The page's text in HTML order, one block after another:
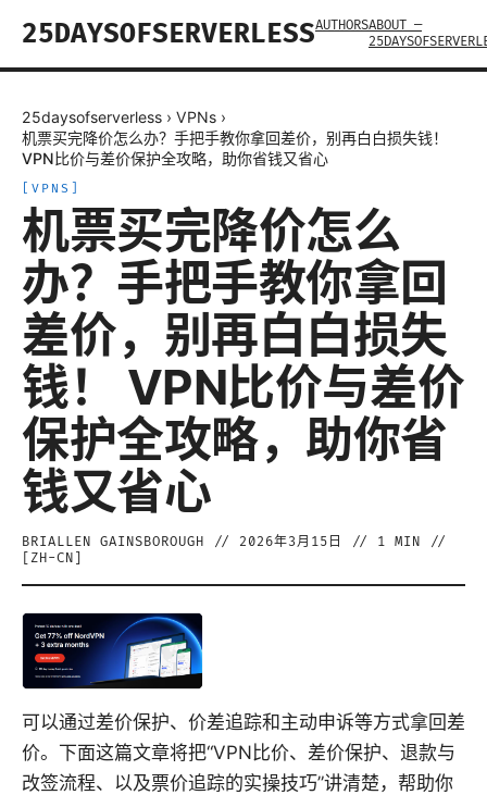
25DAYSOFSERVERLESSAUTHORSABOUT —
25daysofserverless › VPNs ›
机票买完降价怎么办？手把手教你拿回差价，别再白白损失钱！
VPN比价与差价保护全攻略，助你省钱又省心
VPNS
机票买完降价怎么
办？手把手教你拿回
差价，别再白白损失
钱！ VPN比价与差价
保护全攻略，助你省
钱又省心
BRIALLEN GAINSBOROUGH // 2026年3月15日 // 1 MIN //
ZH-CN
可以通过差价保护、价差追踪和主动申诉等方式拿回差
价。下面这篇文章将把“VPN比价、差价保护、退款与
改签流程、以及票价追踪的实操技巧”讲清楚，帮助你